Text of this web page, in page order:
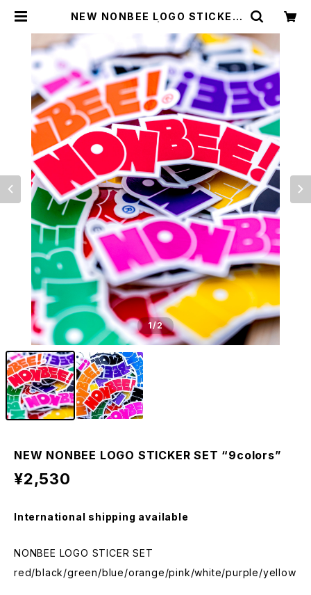
NEW NONBEE LOGO STICKER
SHOP
1/2
NEW NONBEE LOGO STICKER SET “9colors”
¥2,530
International shipping available
NONBEE LOGO STICER SET
red/black/green/blue/orange/pink/white/purple/yellow